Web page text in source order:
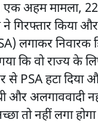
एक अहम मामला,
गिरफ्तार किया
लगाकर निवारक
कि वो राज्य के
PSA हटा दिया
अलगाववादी
तो नहीं लगा